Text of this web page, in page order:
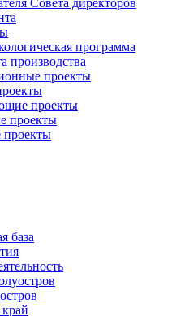
Совета директоров
программа
производства
проекты
проекты
проекты
проекты
база